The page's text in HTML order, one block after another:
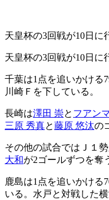
天皇杯の3回戦が10日に
天皇杯の3回戦が10日に
千葉は1点を追いかける
川崎Ｆを下している。
長崎は澤田 崇と フアン
三原 秀真と藤原 悠汰の
その他の試合ではＪ１
大和が2ゴールずつを奪
鹿島は1点を追いかける
いる。水戸と対戦した